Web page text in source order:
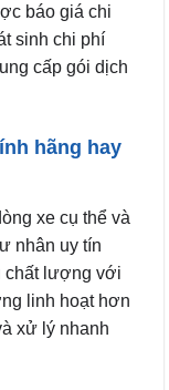
báo giá chi
sinh chi phí
cấp gói dịch
hãng hay
xe cụ thể và
nhân uy tín
chất lượng với
linh hoạt hơn
xử lý nhanh